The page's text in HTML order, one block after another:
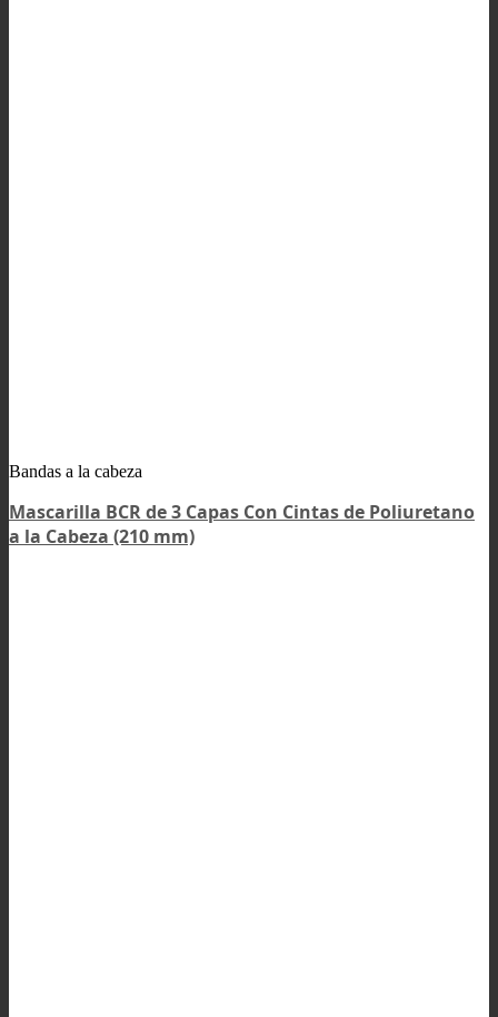
Bandas a la cabeza
Mascarilla BCR de 3 Capas Con Cintas de Poliuretano
a la Cabeza (210 mm)